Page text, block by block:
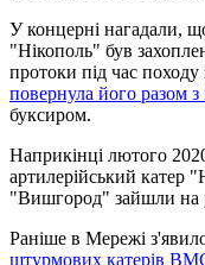
У концерні нагадали,
"Нікополь" був
протоки під час
повернула його разом
буксиром.
Наприкінці лютого
артилерійський катер
"Вишгород" зайшли на
Раніше в Мережі
штурмових катерів